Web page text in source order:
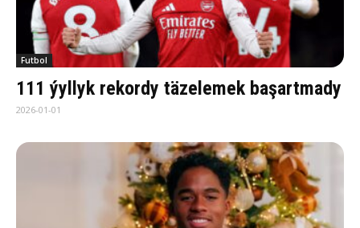
Futbol
111 ýyllyk rekordy täzelemek başartmady
2026-01-01